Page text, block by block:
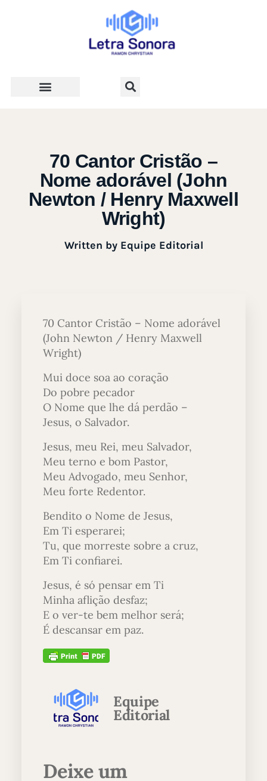
70 Cantor Cristão –
Nome adorável (John
Newton / Henry Maxwell
Wright)
Written byEquipe Editorial
70 Cantor Cristão – Nome adorável
(John Newton / Henry Maxwell
Wright)
Mui doce soa ao coração
Do pobre pecador
O Nome que lhe dá perdão –
Jesus, o Salvador.
Jesus, meu Rei, meu Salvador,
Meu terno e bom Pastor,
Meu Advogado, meu Senhor,
Meu forte Redentor.
Bendito o Nome de Jesus,
Em Ti esperarei;
Tu, que morreste sobre a cruz,
Em Ti confiarei.
Jesus, é só pensar em Ti
Minha aflição desfaz;
E o ver-te bem melhor será;
É descansar em paz.
Equipe
Editorial
Deixe um